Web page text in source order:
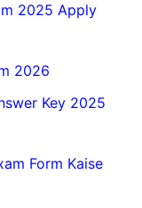
2025 Apply
2026
Key 2025
Form Kaise